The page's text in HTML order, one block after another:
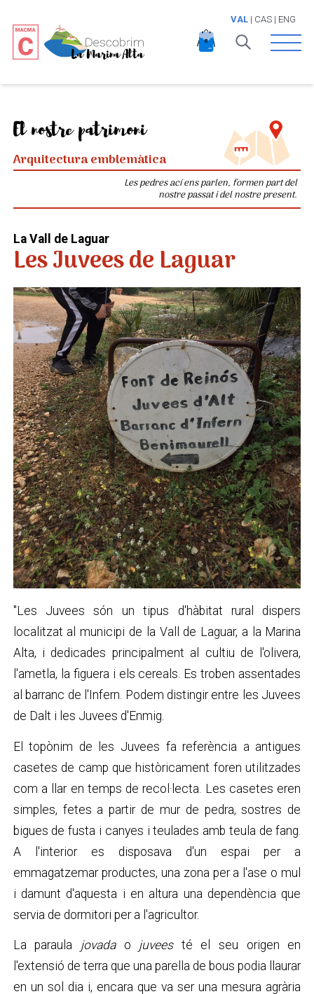
VAL| CAS| ENG
Open
El nostre patrimoni
Arquitectura emblemàtica
Les pedres ací ens parlen, formen part del
nostre passat i del nostre present.
La Vall de Laguar
Les Juvees de Laguar
"Les Juvees són un tipus d'hàbitat rural dispers
localitzat al municipi de la Vall de Laguar, a la Marina
Alta, i dedicades principalment al cultiu de l'olivera,
l'ametla, la figuera i els cereals. Es troben assentades
al barranc de l'Infern. Podem distingir entre les Juvees
de Dalt i les Juvees d'Enmig.
El topònim de les Juvees fa referència a antigues
casetes de camp que històricament foren utilitzades
com a llar en temps de recol·lecta. Les casetes eren
simples, fetes a partir de mur de pedra, sostres de
bigues de fusta i canyes i teulades amb teula de fang.
A l'interior es disposava d'un espai per a
emmagatzemar productes, una zona per a l'ase o mul
i damunt d'aquesta i en altura una dependència que
servia de dormitori per a l'agricultor.
La paraula jovada o juvees té el seu origen en
l'extensió de terra que una parella de bous podia llaurar
en un sol dia i, encara que va ser una mesura agrària